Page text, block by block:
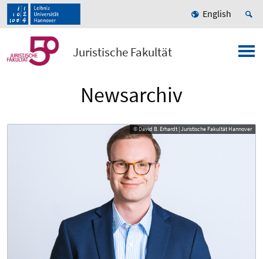
English
Juristische Fakultät
Newsarchiv
© David B. Erhardt | Juristische Fakultät Hannover